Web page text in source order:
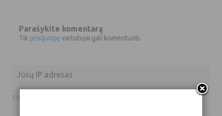
Parašykite komentarą
Tik prisijungę vartotojai gali komentuoti.
Jūsų IP adresas
216.73.217.62